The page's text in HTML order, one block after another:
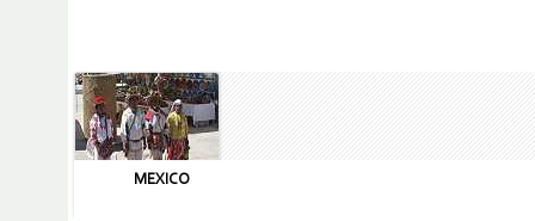
MEXICO